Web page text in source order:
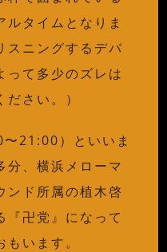
ルタイムとなりま
スニングするデバ
って多少のズレは
ださい。）
〜21:00）といいま
分、横浜メローマ
ンド所属の植木啓
『卍党』になって
もいます。